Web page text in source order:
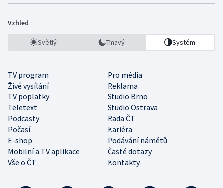
Vzhled
Světlý Tmavý Systém
TV program
Pro média
Živé vysílání
Reklama
TV poplatky
Studio Brno
Teletext
Studio Ostrava
Podcasty
Rada ČT
Počasí
Kariéra
E-shop
Podávání námětů
Mobilní a TV aplikace
Časté dotazy
Vše o ČT
Kontakty